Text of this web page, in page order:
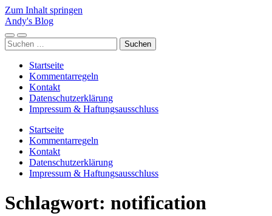
Zum Inhalt springen
Andy's Blog
Mobile-
Menü
Suchfeld
ein-/ausblenden
Suchen
nach:
Startseite
Kommentarregeln
Kontakt
Datenschutzerklärung
Impressum & Haftungsausschluss
Startseite
Kommentarregeln
Kontakt
Datenschutzerklärung
Impressum & Haftungsausschluss
Schlagwort: notification